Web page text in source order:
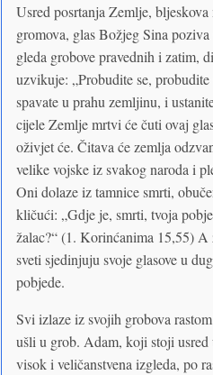
Usred posrtanja Zemlje,
gromova, glas Božjeg Sina
gleda grobove pravednih i zatim,
uzvikuje: „Probudite se,
spavate u prahu zemljinu, i
cijele Zemlje mrtvi će čuti ovaj
oživjet će. Čitava će zemlja
velike vojske iz svakog naroda i
Oni dolaze iz tamnice smrti,
kličući: „Gdje je, smrti, tvoja
žalac?“ (1. Korinćanima 15,55)
sveti sjedinjuju svoje glasove u
pobjede.
Svi izlaze iz svojih grobova
ušli u grob. Adam, koji stoji usred
visok i veličanstvena izgleda, po